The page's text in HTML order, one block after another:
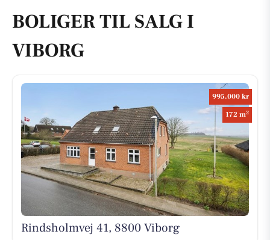
BOLIGER TIL SALG I
VIBORG
995.000 kr
172 m2
Rindsholmvej 41, 8800 Viborg